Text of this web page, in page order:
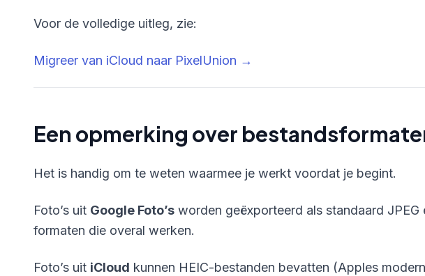
Voor de volledige uitleg, zie:
Migreer van iCloud naar PixelUnion →
Een opmerking over
Het is handig om te weten waarmee je werkt voordat je begint.
Foto’s uit Google Foto’s worden geëxporteerd als standaard
formaten die overal werken.
Foto’s uit iCloud kunnen HEIC-bestanden bevatten (Apples